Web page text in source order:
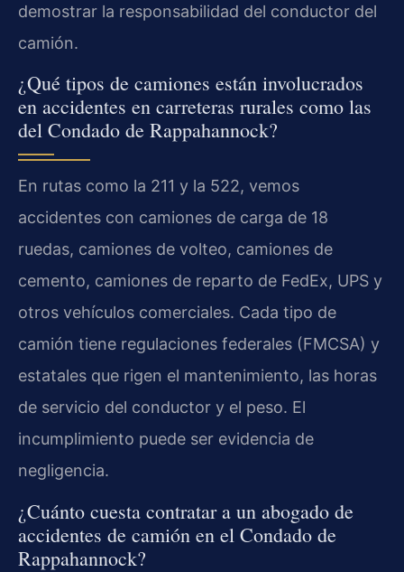
demostrar la responsabilidad del conductor del
camión.
¿Qué tipos de camiones están involucrados
en accidentes en carreteras rurales como las
del Condado de Rappahannock?
En rutas como la 211 y la 522, vemos
accidentes con camiones de carga de 18
ruedas, camiones de volteo, camiones de
cemento, camiones de reparto de FedEx, UPS y
otros vehículos comerciales. Cada tipo de
camión tiene regulaciones federales (FMCSA) y
estatales que rigen el mantenimiento, las horas
de servicio del conductor y el peso. El
incumplimiento puede ser evidencia de
negligencia.
¿Cuánto cuesta contratar a un abogado de
accidentes de camión en el Condado de
Rappahannock?